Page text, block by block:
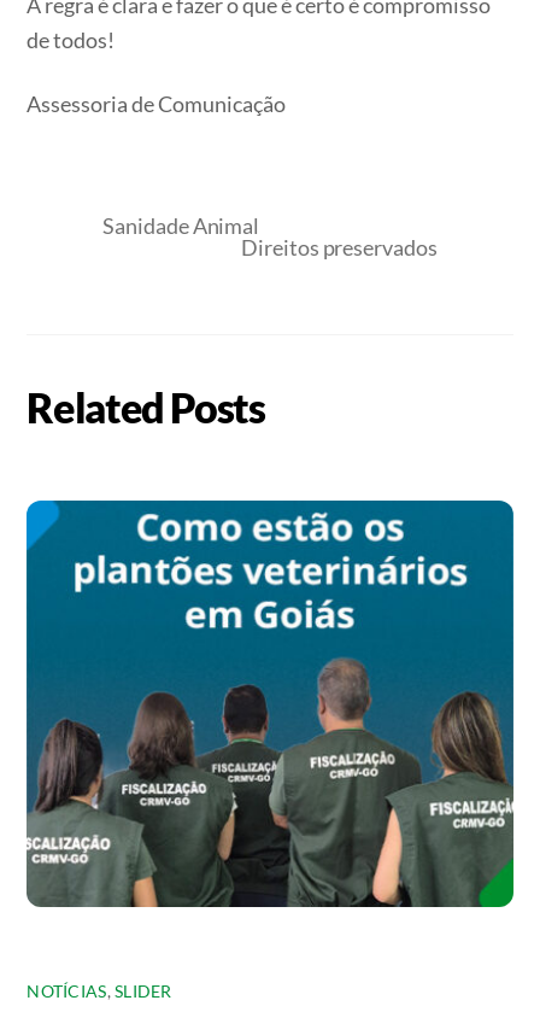
de todos!
Assessoria de Comunicação
Sanidade Animal
Direitos preservados
Related Posts
NOTÍCIAS,SLIDER